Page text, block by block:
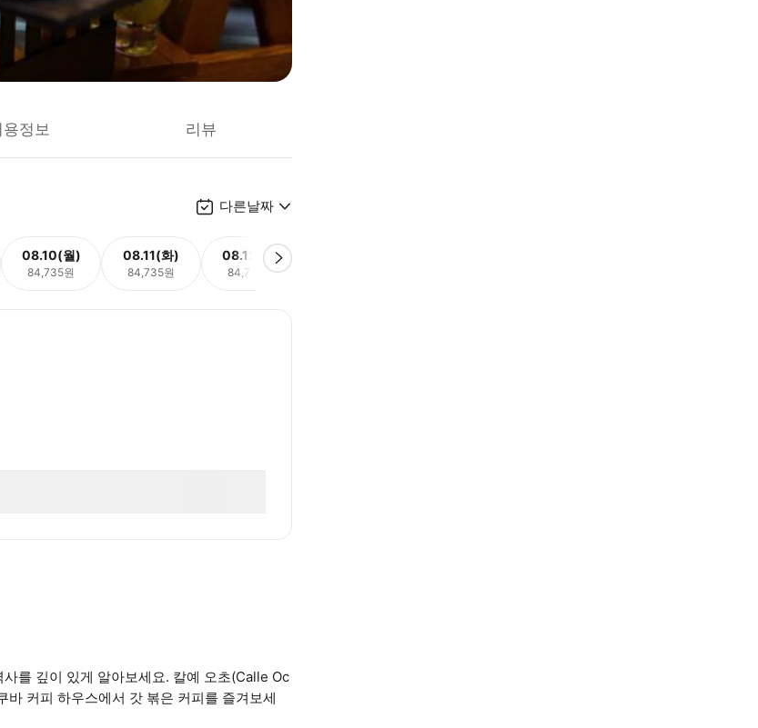
용정보 리뷰
다른날짜
08.10(월)
84,735원
08.11(화)
84,735원
08.12(수)
84,735원
를 깊이 있게 알아보세요. 칼예 오초(Calle Oc
커피 하우스에서 갓 볶은 커피를 즐겨보세